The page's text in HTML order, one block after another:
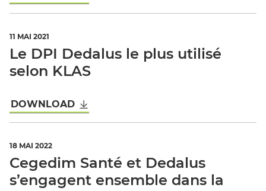
11 MAI 2021
Le DPI Dedalus le plus utilisé
selon KLAS
DOWNLOAD
18 MAI 2022
Cegedim Santé et Dedalus
s’engagent ensemble dans la